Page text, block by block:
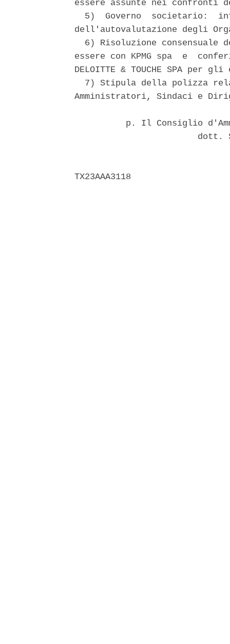
essere assunte nei
5)  Governo  societario:
dell'autovalutazione degli
6) Risoluzione consensuale
essere con KPMG spa  e
DELOITTE & TOUCHE SPA per
7) Stipula della polizza
Amministratori, Sindaci e
p. Il Consiglio